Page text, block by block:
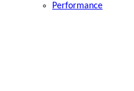
Performance